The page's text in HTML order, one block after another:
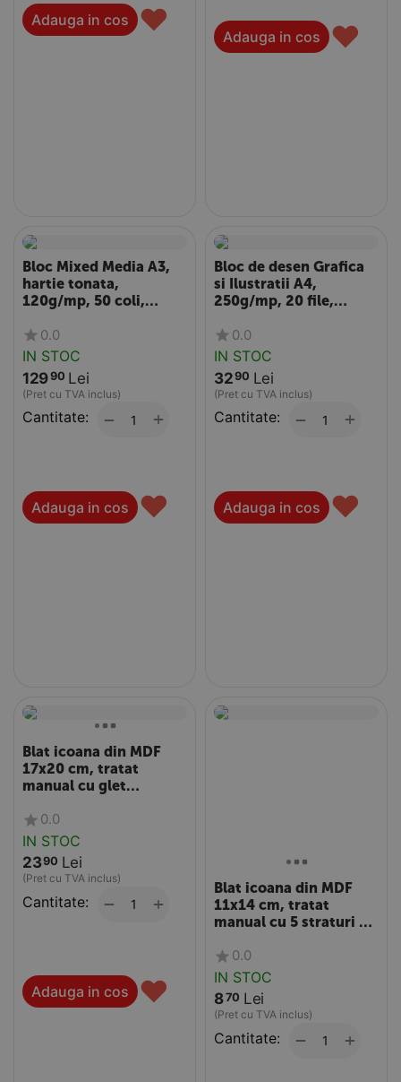
Adauga in cos ♥ Adauga in cos ♥
Bloc Mixed Media A3,
hartie tonata,
120g/mp, 50 coli,
0.0
IN STOC
12990 Lei
(Pret cu TVA inclus)
Cantitate: +
−
Adauga in cos ♥
Bloc de desen Grafica
si Ilustratii A4,
250g/mp, 20 file,
0.0
IN STOC
3290 Lei
(Pret cu TVA inclus)
Cantitate: +
−
Adauga in cos ♥
Blat icoana din MDF
17x20 cm, tratat
manual cu glet
mm0.0
IN STOC
2390 Lei
(Pret cu TVA inclus)
Cantitate: +
−
Adauga in cos ♥
Blat icoana din MDF
11x14 cm, tratat
manual cu 5 straturi de
grosime ...
0.0
IN STOC
870 Lei
(Pret cu TVA inclus)
Cantitate: +
−